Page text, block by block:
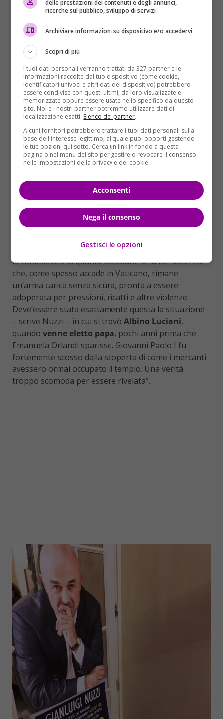
Faenza
La verità sta in cieloper spiegare che il
“disagio per sospetti e pettegolezzi” era tale che
giudici avessero preso l’iniziativa di rimuovere
loro la salma, il Vaticano avrebbe fornito tutto
ciò che sapeva: “Da una parte una verità clamorosa,
sebbene parziale su Emanuela Orlandi: non la
rivelazione degli autori dell’omicidio ma informazioni
utili per recuperare i resti del corpo. In cambio la
chiusura del capitolo De Pedis, così scomodo per la
Santa Sede, con il successivo spostamento della
tomba per iniziativa giudiziaria della capitale. La
‘trattativa’, dopo la traslazione della salma e l’esame
di 409 cassette e 52.188 ossa umane per cercare
eventuali tracce della Orlandi, salta”.
I PAPI MESSI ALL’ANGOLO
Ogni volta che si è intravisto uno spiraglio,
impedendo di arrivare alla verità e lasciando a pochi
la conoscenza di quanto accaduto. Una conoscenza
che, come spesso accade in Vaticano, rimane
un’arma carica senza sicura, pronta a essere
adoperata per pressioni, ricatti e altre violenze.
Deve’essere stata esattamente questa la situazione
– scrive Nuzzi – in cui si trovò Albino Luciani,
quando venne eletto papa, pochi anni prima che
Emanuela Orlandi sparisse. Giovanni Paolo I fu
fortemente scosso dalla scoperta di come i mercanti
avessero ormai occupato il tempio. Una verità
troppo scomoda per essere rivelata”.
delle prestazioni dei contenuti e degli annunci,
ricerche sul pubblico, sviluppo di servizi
Archiviare informazioni su dispositivo e/o accedervi
Scopri di più
I tuoi dati personali verranno trattati da 327 partner e le
informazioni raccolte dal tuo dispositivo (come cookie,
identificatori univoci e altri dati del dispositivo) potrebbero
essere condivise con questi ultimi, da loro visualizzate e
memorizzate oppure essere usate nello specifico da questo
sito. Noi e i nostri partner potremmo utilizzare dati di
localizzazione esatti. Elenco dei partner.
Alcuni fornitori potrebbero trattare i tuoi dati personali sulla
base dell'interesse legittimo, al quale puoi opporti gestendo
le tue opzioni qui sotto. Cerca un link in fondo a questa
pagina o nel menu del sito per gestire o revocare il consenso
nelle impostazioni della privacy e dei cookie.
Acconsenti
Nega il consenso
Gestisci le opzioni